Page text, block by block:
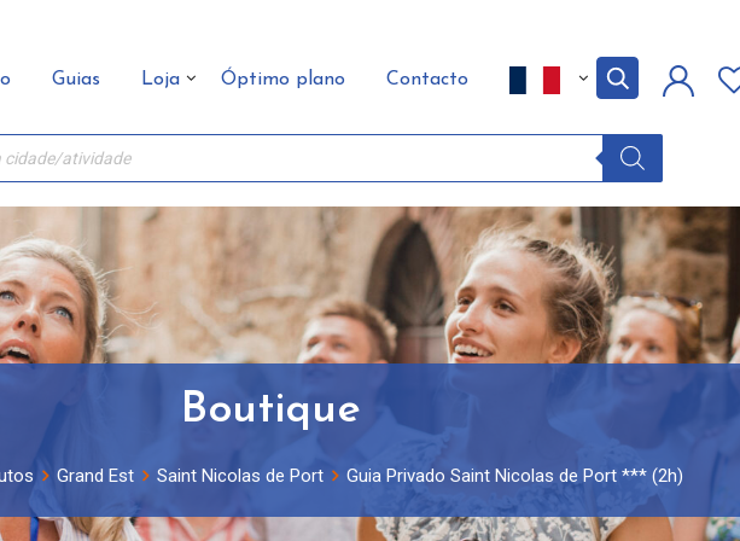
Guias Loja Óptimo plano Contacto
Boutique
Grand Est Saint Nicolas de Port Guia Privado Saint Nicolas de Port *** (2h)